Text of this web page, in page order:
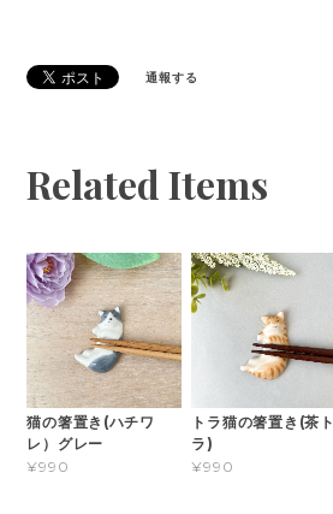
通報する
Related Items
猫の箸置き(ハチワ
レ）グレー
¥990
トラ猫の箸置き(茶ト
ラ)
¥990